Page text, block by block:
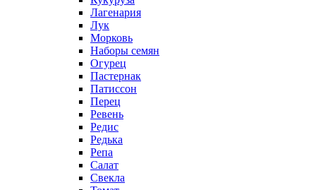
Лагенария
Лук
Морковь
Наборы семян
Огурец
Пастернак
Патиссон
Перец
Ревень
Редис
Редька
Репа
Салат
Свекла